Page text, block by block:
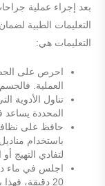
بعد إجراء عملية
التعليمات الطبية
التعليمات هي:
احرص على
العملية.
تناول الأدوية
المحددة يساعد
حافظ على
باستخدام
لتفادي التهيج أو
20 دقيقة، فهذا يسرع التئام الجرح ويخفف الألم.